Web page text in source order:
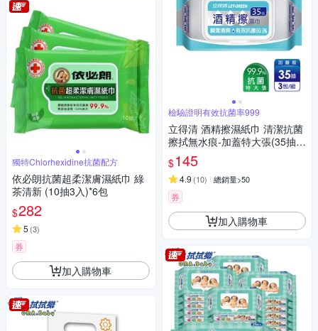
獨特Chlorhexidine抗菌配方
依必朗抗菌超柔潔膚濕紙巾 綠
茶清新 (10抽3入)*6包
$282
5 (3)
券
加入購物車
檢驗證明有效抗菌率999
立得清 酒精擦濕紙巾 清潔抗菌
擦拭無水痕-加蓋特大張(35抽x
3包)
$145
4.9 (10) 總銷量>50
券
加入購物車